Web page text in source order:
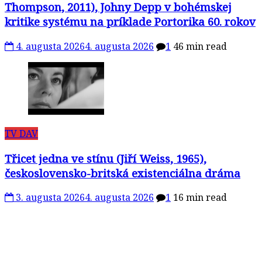
Thompson, 2011), Johny Depp v bohémskej
kritike systému na príklade Portorika 60. rokov
4. augusta 20264. augusta 2026 1 46 min read
TV DAV
Třicet jedna ve stínu (Jiří Weiss, 1965),
československo-britská existenciálna dráma
3. augusta 20264. augusta 2026 1 16 min read